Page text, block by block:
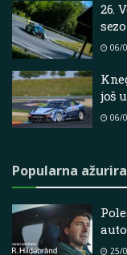
26.
06/
još
06/
Popularna
25/